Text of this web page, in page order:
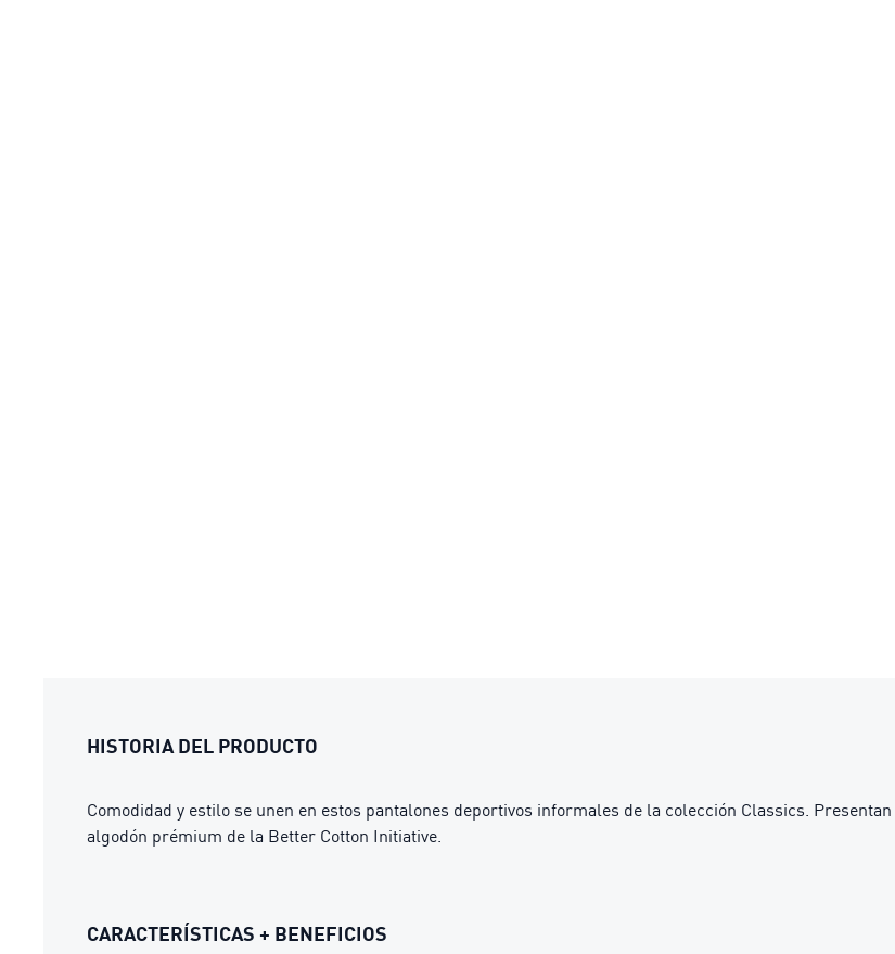
HISTORIA DEL PRODUCTO
Comodidad y estilo se unen en estos pantalones deportivos informales de la colección Classics.
algodón prémium de la Better Cotton Initiative.
CARACTERÍSTICAS + BENEFICIOS